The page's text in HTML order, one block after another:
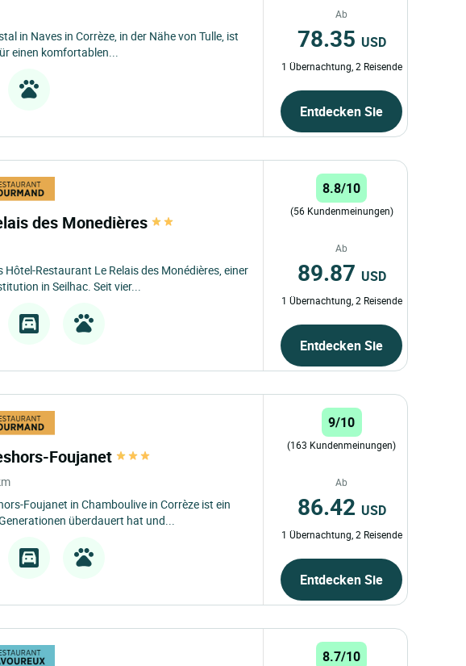
in Naves in Corrèze, in der Nähe von Tulle, ist
einen komfortablen...
Ab
78.35 USD
1 Übernachtung, 2 Reisende
Entdecken Sie
des Monedières
Hôtel-Restaurant Le Relais des Monédières, einer
in Seilhac. Seit vier...
8.8/10
(56 Kundenmeinungen)
Ab
89.87 USD
1 Übernachtung, 2 Reisende
Entdecken Sie
Foujanet
Foujanet in Chamboulive in Corrèze ist ein
überdauert hat und...
9/10
(163 Kundenmeinungen)
Ab
86.42 USD
1 Übernachtung, 2 Reisende
Entdecken Sie
8.7/10